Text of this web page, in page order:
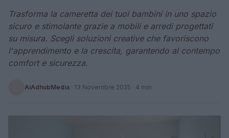
Trasforma la cameretta dei tuoi bambini in uno spazio
sicuro e stimolante grazie a mobili e arredi progettati
su misura. Scegli soluzioni creative che favoriscono
l'apprendimento e la crescita, garantendo al contempo
comfort e sicurezza.
AiAdhubMedia · 13 Novembre 2025 · 4 min